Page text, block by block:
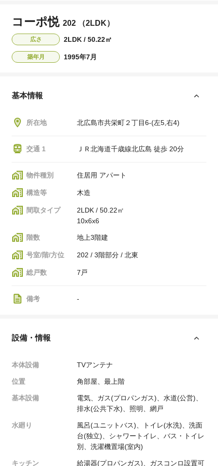
コーポ悦 202 （2LDK）
広さ 2LDK / 50.22㎡
築年月 1995年7月
基本情報
所在地 北広島市共栄町２丁目6-(左5,右4)
交通 1 ＪＲ北海道千歳線北広島 徒歩 20分
物件種別 住居用 アパート
構造等 木造
間取タイプ
2LDK / 50.22㎡
10x6x6
階数 地上3階建
号室/階/方位 202 / 3階部分 / 北東
総戸数 7戸
備考 -
設備・情報
本体設備 TVアンテナ
位置 角部屋、最上階
基本設備
電気、ガス(プロパンガス)、水道(公営)、
排水(公共下水)、照明、網戸
水廻り
風呂(ユニットバス)、トイレ(水洗)、洗面
台(独立)、シャワートイレ、バス・トイレ
別、洗濯機置場(室内)
キッチン 給湯器(プロパンガス)、ガスコンロ設置可